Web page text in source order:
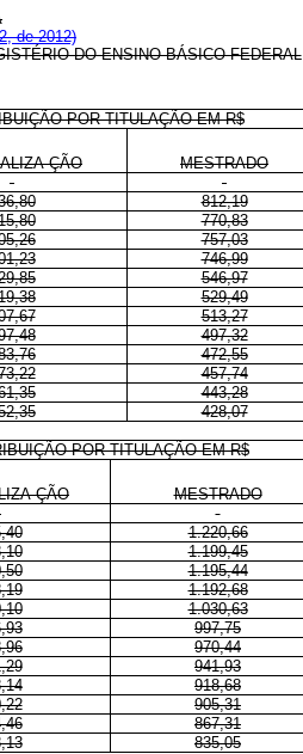
de 2012)
DO ENSINO BÁSICO FEDERAL
POR TITULAÇÃO EM R$
ÇÃO
MESTRADO
812,19
770,83
757,03
746,99
546,97
529,49
513,27
497,32
472,55
457,74
443,28
428,07
POR TITULAÇÃO EM R$
ÇÃO
MESTRADO
1.220,66
1.199,45
1.195,44
1.192,68
1.030,63
997,75
970,44
941,93
918,68
905,31
867,31
835,05